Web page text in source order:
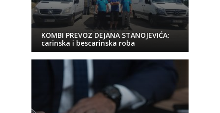
KOMBI PREVOZ DEJANA STANOJEVIĆA:
carinska i bescarinska roba